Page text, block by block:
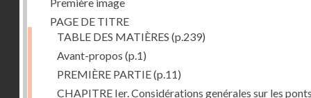
PAGE DE TITRE
TABLE DES MATIÈRES (p.239)
Avant-propos (p.1)
PREMIÈRE PARTIE(p.11)
CHAPITRE Ier. Considérations genérales sur les